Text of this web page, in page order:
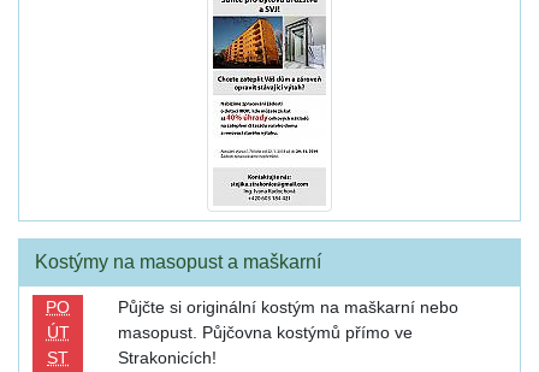
Kostýmy na masopust a maškarní
PO
ÚT
ST
Půjčte si originální kostým na maškarní nebo
masopust. Půjčovna kostýmů přímo ve
Strakonicích!